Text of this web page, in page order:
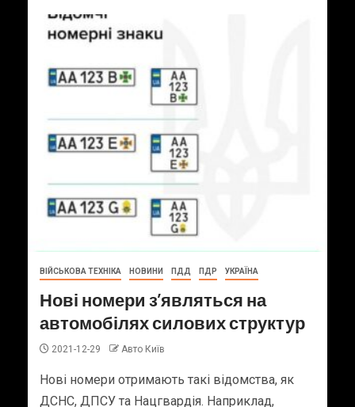
ВІЙСЬКОВА ТЕХНІКА НОВИНИ ПДД ПДР УКРАЇНА
Нові номери з’являться на
автомобілях силових структур
2021-12-29 Авто Київ
Нові номери отримають такі відомства, як
ДСНС, ДПСУ та Нацгвардія. Наприклад,